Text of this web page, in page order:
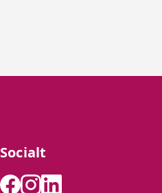
Socialt